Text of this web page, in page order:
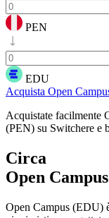
PEN
EDU
Acquista Open
Acquistate facilmente
(PEN) su Switchere e
Circa
Open
Open Campus (EDU)